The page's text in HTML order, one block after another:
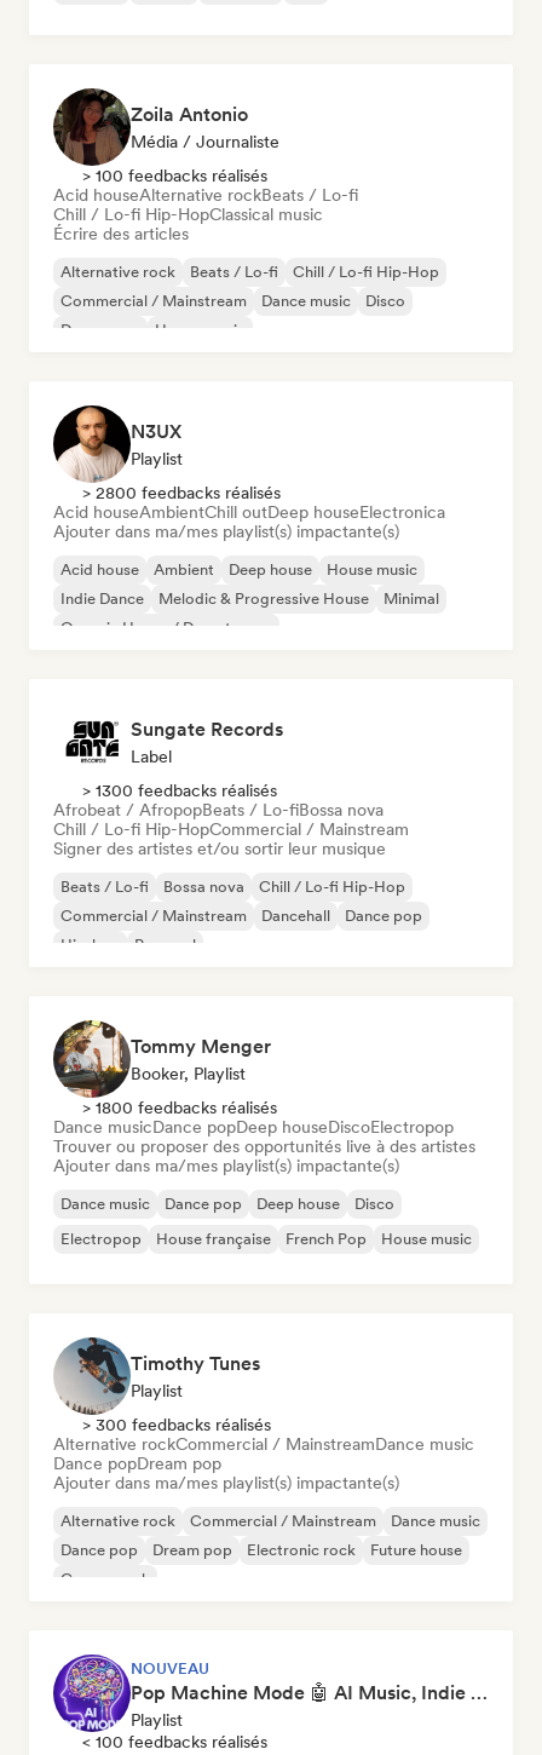
Zoila Antonio
Média / Journaliste
> 100 feedbacks réalisés
Acid houseAlternative rockBeats / Lo-fi
Chill / Lo-fi Hip-HopClassical music
Écrire des articles
Alternative rock Beats / Lo-fi
Chill / Lo-fi Hip-Hop
Commercial / Mainstream
Dance music
Disco
Dream pop
House music
N3UX
Playlist
> 2800 feedbacks réalisés
Acid houseAmbientChill outDeep houseElectronica
Ajouter dans ma/mes playlist(s) impactante(s)
Acid house Ambient Deep house
House music
Indie Dance
Melodic & Progressive House
Minimal
Organic House / Downtempo
Sungate Records
Label
> 1300 feedbacks réalisés
Afrobeat / AfropopBeats / Lo-fiBossa nova
Chill / Lo-fi Hip-HopCommercial / Mainstream
Signer des artistes et/ou sortir leur musique
Beats / Lo-fi Bossa nova
Chill / Lo-fi Hip-Hop
Commercial / Mainstream
Dancehall
Dance pop
Hip-hop
Pop soul
Tommy Menger
Booker, Playlist
> 1800 feedbacks réalisés
Dance musicDance popDeep houseDiscoElectropop
Trouver ou proposer des opportunités live à des artistes
Ajouter dans ma/mes playlist(s) impactante(s)
Dance music Dance pop Deep house
Disco
Electropop
House française French Pop House music
Timothy Tunes
Playlist
> 300 feedbacks réalisés
Alternative rockCommercial / MainstreamDance music
Dance popDream pop
Ajouter dans ma/mes playlist(s) impactante(s)
Alternative rock Commercial / Mainstream
Dance music
Dance pop
Dream pop Electronic rock
Future house
Garage rock
NOUVEAU
Pop Machine Mode 🤖 AI Music, Indie Pop & Dream Pop
Playlist
< 100 feedbacks réalisés